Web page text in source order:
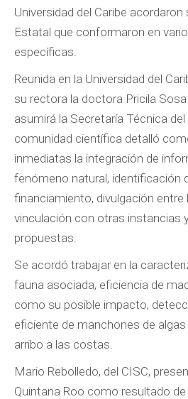
Universidad del Caribe
Estatal que conformaron en
específicas.
Reunida en la Universidad del
su rectora la doctora Pricila
asumirá la Secretaría Técnica
comunidad científica detalló
inmediatas la integración de
fenómeno natural, identificación
financiamiento, divulgación entre
vinculación con otras instancias
propuestas.
Se acordó trabajar en la
fauna asociada, eficiencia de
como su posible impacto,
eficiente de manchones de
arribo a las costas.
Mario Rebolledo, del CISC,
Quintana Roo como resultado